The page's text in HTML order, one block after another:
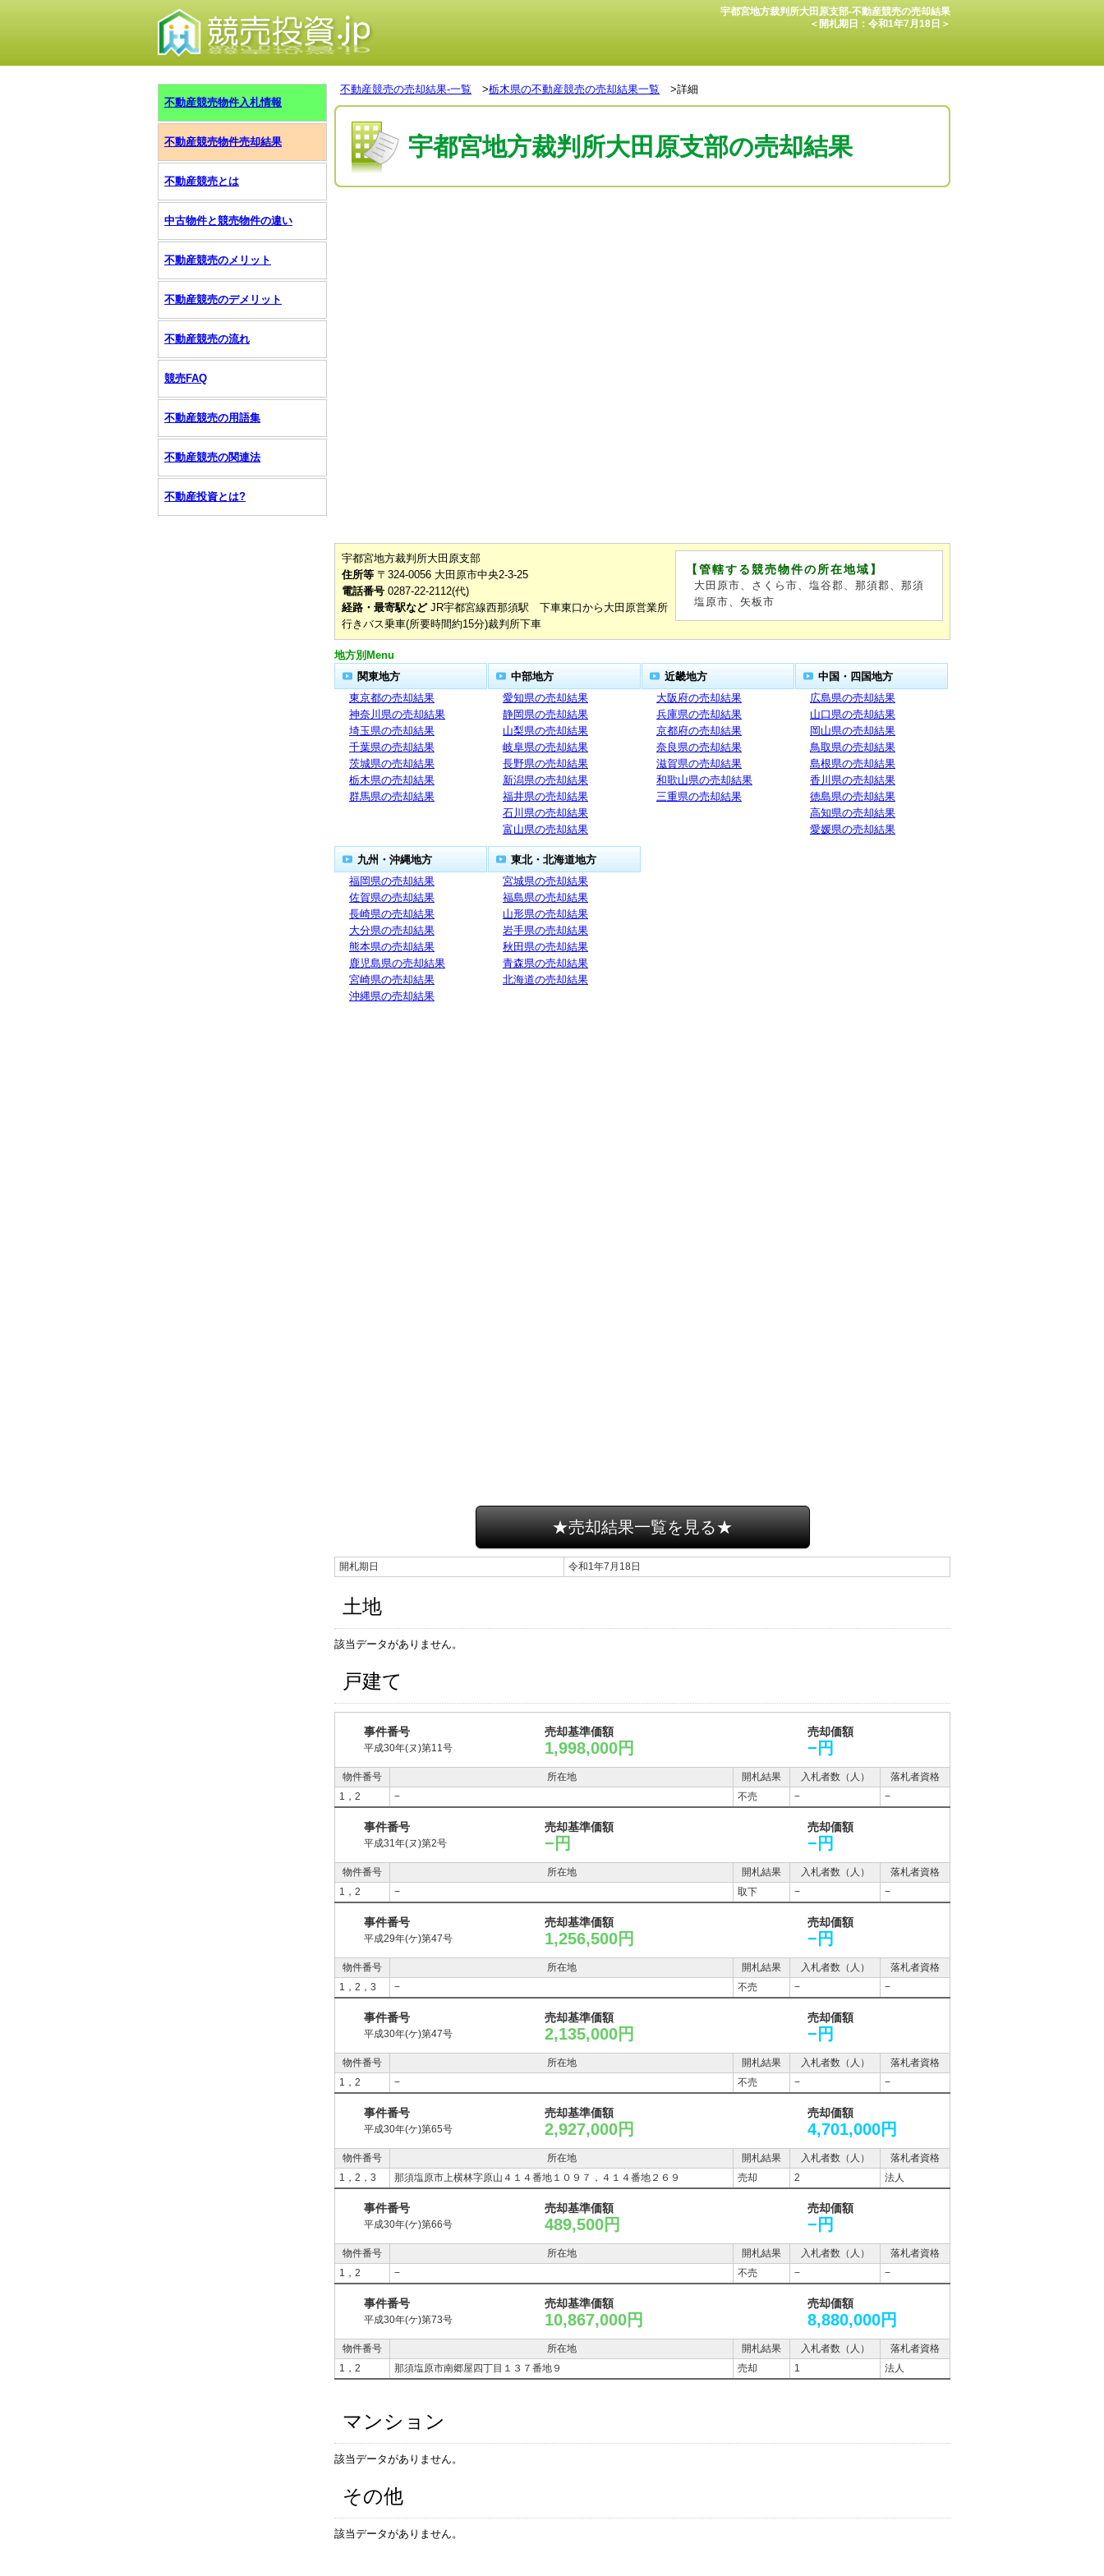
宇都宮地方裁判所大田原支部-不動産競売の売却結果
＜開札期日：令和1年7月18日＞
不動産競売の売却結果-一覧 >栃木県の不動産競売の売却結果一覧 >詳細
宇都宮地方裁判所大田原支部の売却結果
宇都宮地方裁判所大田原支部
住所等 〒324-0056 大田原市中央2-3-25
電話番号 0287-22-2112(代)
経路・最寄駅などJR宇都宮線西那須駅 下車東口から大田原営業所
行きバス乗車(所要時間約15分)裁判所下車
【管轄する競売物件の所在地域】
大田原市、さくら市、塩谷郡、那須郡、那須
塩原市、矢板市
地方別Menu
関東地方
東京都の売却結果
神奈川県の売却結果
埼玉県の売却結果
千葉県の売却結果
茨城県の売却結果
栃木県の売却結果
群馬県の売却結果
中部地方
愛知県の売却結果
静岡県の売却結果
山梨県の売却結果
岐阜県の売却結果
長野県の売却結果
新潟県の売却結果
福井県の売却結果
石川県の売却結果
富山県の売却結果
近畿地方
大阪府の売却結果
兵庫県の売却結果
京都府の売却結果
奈良県の売却結果
滋賀県の売却結果
和歌山県の売却結果
三重県の売却結果
中国・四国地方
広島県の売却結果
山口県の売却結果
岡山県の売却結果
鳥取県の売却結果
島根県の売却結果
香川県の売却結果
徳島県の売却結果
高知県の売却結果
愛媛県の売却結果
九州・沖縄地方
福岡県の売却結果
佐賀県の売却結果
長崎県の売却結果
大分県の売却結果
熊本県の売却結果
鹿児島県の売却結果
宮崎県の売却結果
沖縄県の売却結果
東北・北海道地方
宮城県の売却結果
福島県の売却結果
山形県の売却結果
岩手県の売却結果
秋田県の売却結果
青森県の売却結果
北海道の売却結果
★売却結果一覧を見る★
開札期日 令和1年7月18日
土地
該当データがありません。
戸建て
事件番号
平成30年(ヌ)第11号
売却基準価額
1,998,000円
売却価額
−円
物件番号 所在地 開札結果 入札者数（人）
落札者資格
1，2
− 不売 − −
事件番号
平成31年(ヌ)第2号
売却基準価額
−円
売却価額
−円
物件番号 所在地 開札結果 入札者数（人）
落札者資格
1，2
− 取下 − −
事件番号
平成29年(ケ)第47号
売却基準価額
1,256,500円
売却価額
−円
物件番号 所在地 開札結果 入札者数（人）
落札者資格
1，2，3
− 不売 − −
事件番号
平成30年(ケ)第47号
売却基準価額
2,135,000円
売却価額
−円
物件番号 所在地 開札結果 入札者数（人）
落札者資格
1，2
− 不売 − −
事件番号
平成30年(ケ)第65号
売却基準価額
2,927,000円
売却価額
4,701,000円
物件番号 所在地 開札結果 入札者数（人）
落札者資格
1，2，3
那須塩原市上横林字原山４１４番地１０９７，４１４番地２６９ 売却 2 法人
事件番号
平成30年(ケ)第66号
売却基準価額
489,500円
売却価額
−円
物件番号 所在地 開札結果 入札者数（人）
落札者資格
1，2
− 不売 − −
事件番号
平成30年(ケ)第73号
売却基準価額
10,867,000円
売却価額
8,880,000円
物件番号 所在地 開札結果 入札者数（人）
落札者資格
1，2
那須塩原市南郷屋四丁目１３７番地９ 売却 1 法人
マンション
該当データがありません。
その他
該当データがありません。
不動産競売物件入札情報
不動産競売物件売却結果
不動産競売とは
中古物件と競売物件の違い
不動産競売のメリット
不動産競売のデメリット
不動産競売の流れ
競売FAQ
不動産競売の用語集
不動産競売の関連法
不動産投資とは?